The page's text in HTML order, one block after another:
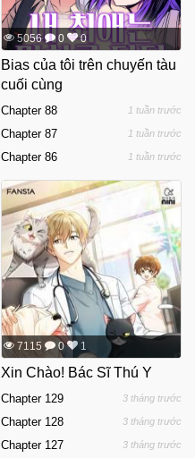
5056 0 0
Bias của tôi trên chuyến tàu
cuối cùng
Chapter 88 1 tuần trước
Chapter 87 1 tuần trước
Chapter 86 1 tuần trước
7115 0 1
Xin Chào! Bác Sĩ Thú Y
Chapter 129 3 tháng trước
Chapter 128 3 tháng trước
Chapter 127 3 tháng trước